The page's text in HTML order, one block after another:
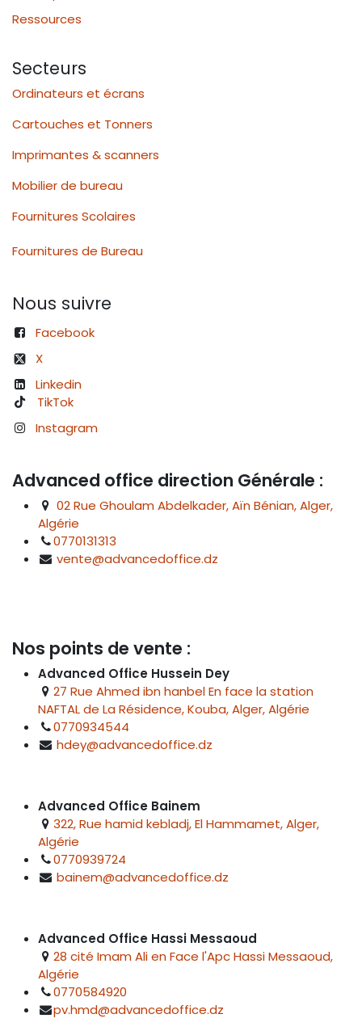
Ressources
Secteurs
Ordinateurs et écrans
Cartouches et Tonners
Imprimantes & scanners
Mobilier de bureau
Fournitures Scolaires
Fournitures de Bureau
Nous suivre
Facebook
X
Linkedin
TikTok
Instagram
Advanced office direction Générale :
02 Rue Ghoulam Abdelkader, Aïn Bénian, Alger,
Algérie
0770131313
vente@advancedoffice.dz
Nos points de vente :
Advanced Office Hussein Dey
27 Rue Ahmed ibn hanbel En face la station
NAFTAL de La Résidence, Kouba, Alger, Algérie
0770934544
hdey@advancedoffice.dz
Advanced Office Bainem
322, Rue hamid kebladj, El Hammamet, Alger,
Algérie
0770939724
bainem@advancedoffice.dz
Advanced Office Hassi Messaoud
28 cité Imam Ali en Face l'Apc Hassi Messaoud,
Algérie
0770584920
pv.hmd@advancedoffice.dz